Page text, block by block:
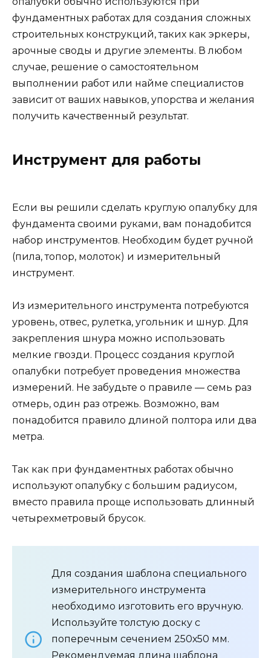
фундаментных работах для создания сложных
строительных конструкций, таких как эркеры,
арочные своды и другие элементы. В любом
случае, решение о самостоятельном
выполнении работ или найме специалистов
зависит от ваших навыков, упорства и желания
получить качественный результат.
Инструмент для работы
Если вы решили сделать круглую опалубку для
фундамента своими руками, вам понадобится
набор инструментов. Необходим будет ручной
(пила, топор, молоток) и измерительный
инструмент.
Из измерительного инструмента потребуются
уровень, отвес, рулетка, угольник и шнур. Для
закрепления шнура можно использовать
мелкие гвозди. Процесс создания круглой
опалубки потребует проведения множества
измерений. Не забудьте о правиле — семь раз
отмерь, один раз отрежь. Возможно, вам
понадобится правило длиной полтора или два
метра.
Так как при фундаментных работах обычно
используют опалубку с большим радиусом,
вместо правила проще использовать длинный
четырехметровый брусок.
Для создания шаблона специального
измерительного инструмента
необходимо изготовить его вручную.
Используйте толстую доску с
поперечным сечением 250х50 мм.
Рекомендуемая длина шаблона